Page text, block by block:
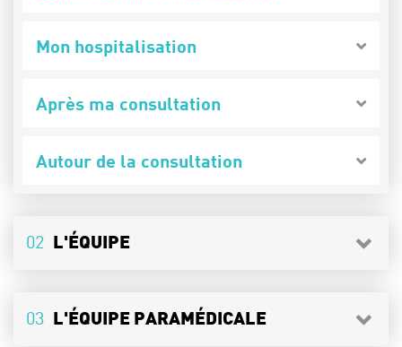
Mon hospitalisation
Après ma consultation
Autour de la consultation
02 L'ÉQUIPE
03 L'ÉQUIPE PARAMÉDICALE